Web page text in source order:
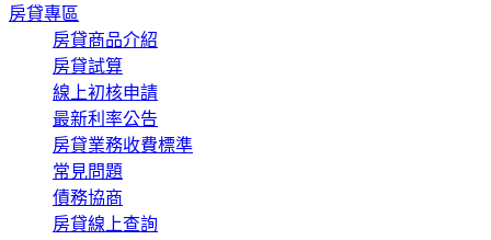
房貸專區
房貸商品介紹
房貸試算
線上初核申請
最新利率公告
房貸業務收費標準
常見問題
債務協商
房貸線上查詢